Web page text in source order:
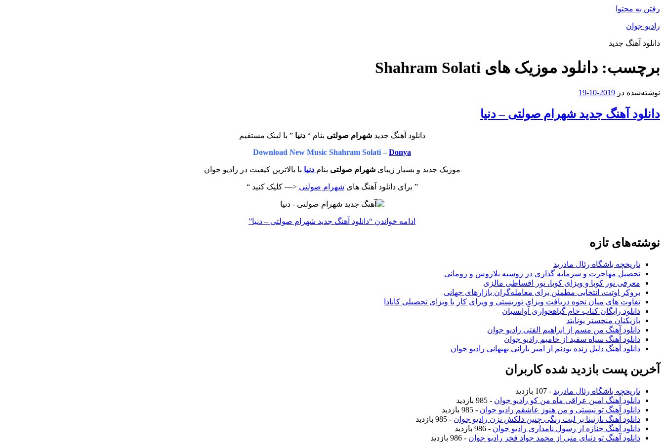
رفتن به محتوا
رادیو جوان
دانلود آهنگ جدید
برچسب: دانلود موزیک های Shahram Solati
نوشته‌شده در 2019-10-19
دانلود آهنگ جدید شهرام صولتی – دنیا
دانلود آهنگ جدید شهرام صولتی بنام “ دنیا” با لینک مستقیم
Download New Music Shahram Solati – Donya
موزیک جدید و بسیار زیبای شهرام صولتی بنام دنیا با بالاترین کیفیت در رادیو جوان
” برای دانلود آهنگ های شهرام صولتی <— کلیک کنید “
ادامه خواندن “دانلود آهنگ جدید شهرام صولتی – دنیا”
نوشته‌های تازه
تاریخچه باشگاه رئال مادرید
تحصیل مهاجرت و سرمایه گذاری در روسیه بلاروس و رومانی
معرفی تور کوبا و ویزای کوبا، تور اقساطی مالزی
بروکر اوتت، انتخابی مطمئن برای معامله‌گران بازارهای جهانی
تفاوت های میان نحوه دریافت ویزای توریستی و ویزای کار با ویزای تحصیلی کانادا
دانلود رایگان کتاب خام گیاهخواری آوانسیان
بازیکنان منچستر یونایتد
دانلود آهنگ من مسم از ابراهیم الفتی رادیو جوان
دانلود آهنگ سیاه سفید از حامیم رادیو جوان
دانلود آهنگ دلیل زنده بودنم از امیر بارانی بهبهانی رادیو جوان
آخرین پست بازدید شده کاربران
تاریخچه باشگاه رئال مادرید - 107 بازدید
دانلود آهنگ امین عراقی ماه من کو رادیو جوان - 985 بازدید
دانلود آهنگ تو نیستی و من هنوز عاشقم رادیو جوان - 985 بازدید
دانلود آهنگ نازنینا بر لبت رنگی چنین دلکش نزن رادیو جوان - 985 بازدید
دانلود آهنگ جنازه از رسول نامداری رادیو جوان - 986 بازدید
دانلود آهنگ تو دنیای منی از محمد جواد فخر رادیو جوان - 986 بازدید